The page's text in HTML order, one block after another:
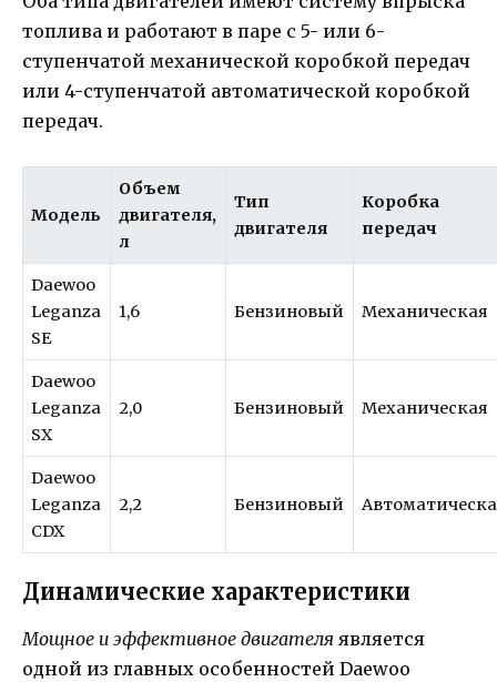
топлива и работают в паре с 5- или 6-
ступенчатой механической коробкой передач
или 4-ступенчатой автоматической коробкой
передач.
Модель
Объем
двигателя,
л
Тип
двигателя
Коробка
передач
Daewoo
Leganza
SE
1,6 Бензиновый Механическая
Daewoo
Leganza
SX
2,0 Бензиновый Механическая
Daewoo
Leganza
CDX
2,2 Бензиновый
Динамические характеристики
Мощное и эффективное двигателя является
одной из главных особенностей Daewoo